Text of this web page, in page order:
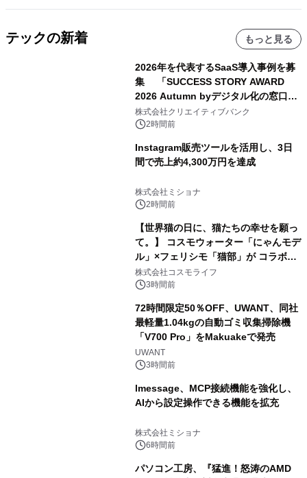
テックの新着 もっと見る
2026年を代表するSaaS導入事例を募
集 「SUCCESS STORY AWARD
2026 Autumn byデジタル化の窓口」
開催
株式会社クリエイティブバンク
2時間前
Instagram販売ツールを活用し、3日
間で売上約4,300万円を達成
株式会社ミショナ
2時間前
【世界猫の日に、猫たちの幸せを願っ
て。】 コスモウォーター「にゃんモデ
ル」×フェリシモ「猫部」が コラボキ
ャンペーンを実施
株式会社コスモライフ
3時間前
72時間限定50％OFF、UWANT、同社
最軽量1.04kgの自動ゴミ収集掃除機
「V700 Pro」をMakuakeで発売
UWANT
3時間前
lmessage、MCP接続機能を強化し、
AIから設定操作できる機能を拡充
株式会社ミショナ
6時間前
パソコン工房、『猛進！怒涛のAMD